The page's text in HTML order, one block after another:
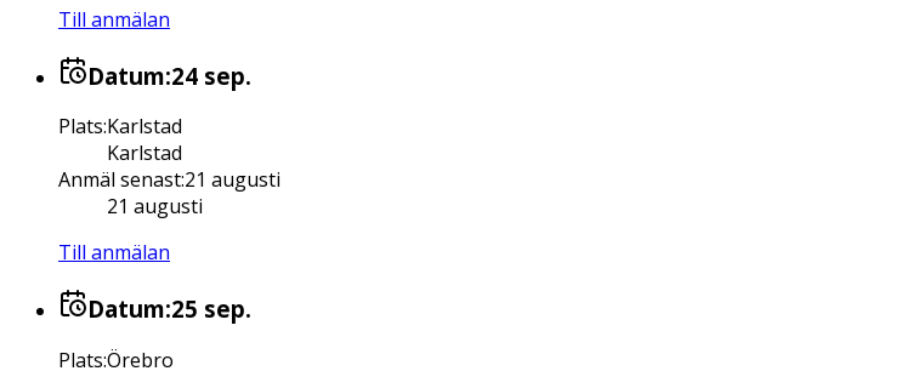
Till anmälan
Datum:24 sep.
Plats:Karlstad
Karlstad
Anmäl senast:21 augusti
21 augusti
Till anmälan
Datum:25 sep.
Plats:Örebro